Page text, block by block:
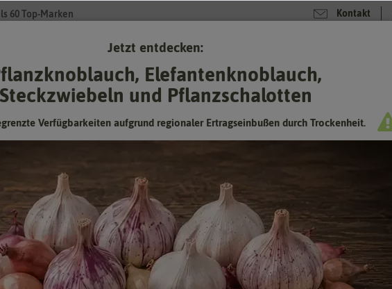
60 Top-Marken Kontakt
- Pflanzenetiketten
– immer wissen, was drin ist!
so, dass Sie manchmal von dem, was da keimt überrascht werden? Sie waren sich doch
Mit Pflanzenstecketiketten sind Sie immer auf der sicheren Seite und wissen, was Sie
den Pflanzenetiketten können Sie das Saatgut und die Pflanzen bezeichnen, sich
Jetzt entdecken:
Elefantenknoblauch,
Steckzwiebeln und Pflanzschalotten
Verfügbarkeiten aufgrund regionaler Ertragseinbußen durch Trockenheit.